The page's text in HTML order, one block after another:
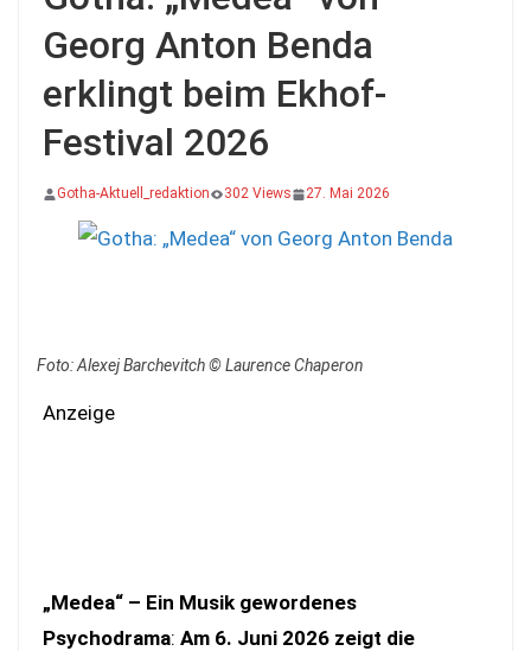
Georg Anton Benda
erklingt beim Ekhof-
Festival 2026
Gotha-Aktuell_redaktion 302 Views 27. Mai 2026
Foto: Alexej Barchevitch © Laurence Chaperon
Anzeige
„Medea“ – Ein Musik gewordenes
Psychodrama: Am 6. Juni 2026 zeigt die